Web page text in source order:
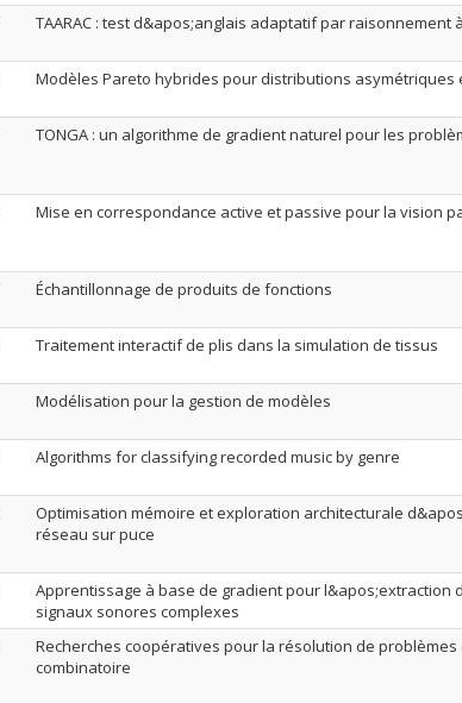
TAARAC : test d&apos;anglais adaptatif par raisonnement
Modèles Pareto hybrides pour distributions asymétriques
TONGA : un algorithme de gradient naturel pour les
Mise en correspondance active et passive pour la vision
Échantillonnage de produits de fonctions
Traitement interactif de plis dans la simulation de tissus
Modélisation pour la gestion de modèles
Algorithms for classifying recorded music by genre
Optimisation mémoire et exploration architecturale
réseau sur puce
Apprentissage à base de gradient pour l&apos;extraction
signaux sonores complexes
Recherches coopératives pour la résolution de
combinatoire